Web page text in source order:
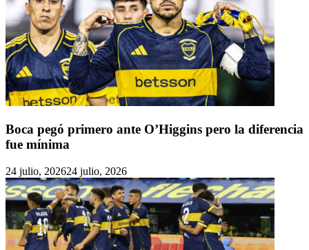
Boca pegó primero ante O’Higgins pero la diferencia
fue mínima
24 julio, 202624 julio, 2026